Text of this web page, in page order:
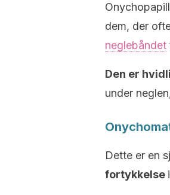
dem, der
neglebåndet
Den er
under
Dette er en
fortykkelse